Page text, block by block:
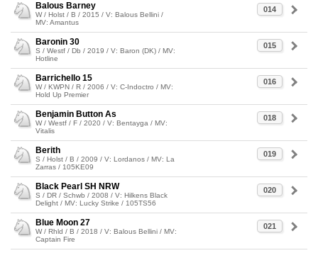
014
Balous Barney
W / Holst / B / 2015 / V: Balous Bellini /
MV: Amantus
015
Baronin 30
S / Westf / Db / 2019 / V: Baron (DK) / MV:
Hotline
016
Barrichello 15
W / KWPN / R / 2006 / V: C-Indoctro / MV:
Hold Up Premier
018
Benjamin Button As
W / Westf / F / 2020 / V: Bentayga / MV:
Vitalis
019
Berith
S / Holst / B / 2009 / V: Lordanos / MV: La
Zarras / 105KE09
020
Black Pearl SH NRW
S / DR / Schwb / 2008 / V: Hilkens Black
Delight / MV: Lucky Strike / 105TS56
021
Blue Moon 27
W / Rhld / B / 2018 / V: Balous Bellini / MV:
Captain Fire